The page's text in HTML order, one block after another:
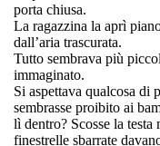
porta chiusa.
La ragazzina la aprì
dall’aria trascurata.
Tutto sembrava più
immaginato.
Si aspettava qualcosa di
sembrasse proibito ai
lì dentro? Scosse la
finestrelle sbarrate